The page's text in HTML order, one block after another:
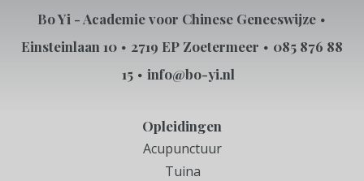
Bo Yi - Academie voor Chinese Geneeswijze
Einsteinlaan 10
2719 EP Zoetermeer
085 876 88
15
info@bo-yi.nl
Opleidingen
Acupunctuur
Tuina